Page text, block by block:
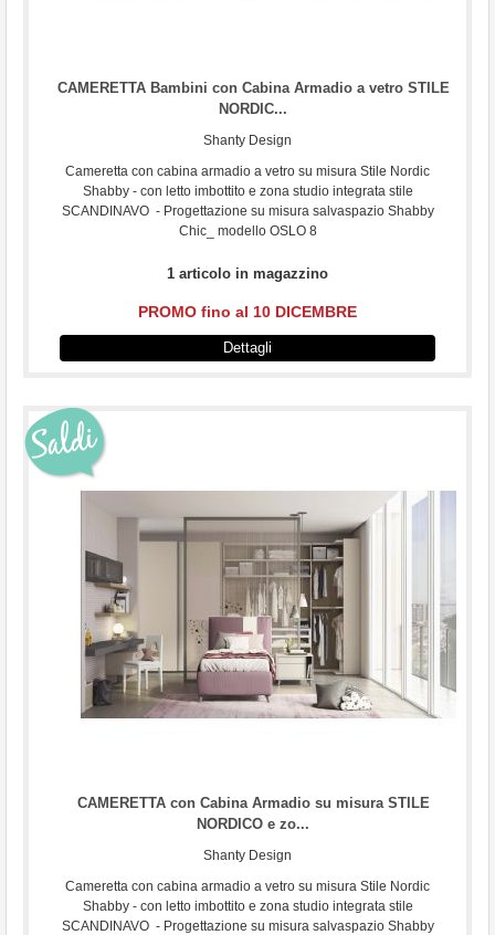
CAMERETTA Bambini con Cabina Armadio a vetro STILE
NORDIC...
Shanty Design
Cameretta con cabina armadio a vetro su misura Stile Nordic
Shabby - con letto imbottito e zona studio integrata stile
SCANDINAVO - Progettazione su misura salvaspazio Shabby
Chic_ modello OSLO 8
1 articolo in magazzino
PROMO fino al 10 DICEMBRE
Dettagli
CAMERETTA con Cabina Armadio su misura STILE
NORDICO e zo...
Shanty Design
Cameretta con cabina armadio a vetro su misura Stile Nordic
Shabby - con letto imbottito e zona studio integrata stile
SCANDINAVO - Progettazione su misura salvaspazio Shabby